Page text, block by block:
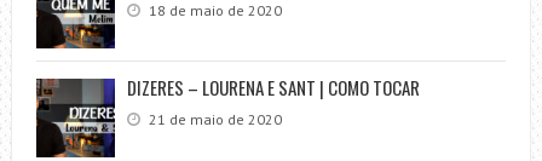
18 de maio de 2020
DIZERES – LOURENA E SANT | COMO TOCAR
21 de maio de 2020